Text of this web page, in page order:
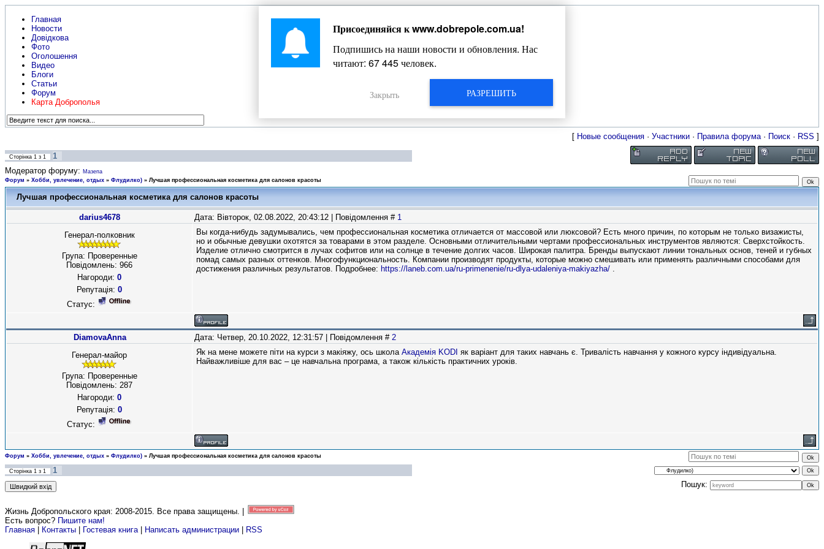
Главная
Новости
Довідкова
Фото
Оголошення
Видео
Блоги
Статьи
Форум
Карта Доброполья
Жизнь Добропольского края
[ Новые сообщения · Участники · Правила форума· Поиск · RSS ]
Сторінка 1 з 1
1
Модератор форуму: Мазепа
Форум » Хобби, увлечение, отдых » Флудилко) » Лучшая профессиональная косметика для салонов красоты
Лучшая профессиональная косметика для салонов красоты
darius4678 Дата: Вівторок, 02.08.2022, 20:43:12 | Повідомлення # 1
Генерал-полковник
Група: Проверенные
Повідомлень: 966
Нагороди: 0
Репутація: 0
Статус:
Вы когда-нибудь задумывались, чем профессиональная косметика отличается от массовой или люксовой? Есть много причин, по которым не только визажисты,
но и обычные девушки охотятся за товарами в этом разделе. Основными отличительными чертами профессиональных инструментов являются: Сверхстойкость.
Изделие отлично смотрится в лучах софитов или на солнце в течение долгих часов. Широкая палитра. Бренды выпускают линии тональных основ, теней и губных
помад самых разных оттенков. Многофункциональность. Компании производят продукты, которые можно смешивать или применять различными способами для
достижения различных результатов. Подробнее: https://laneb.com.ua/ru-primenenie/ru-dlya-udaleniya-makiyazha/ .
DiamovaAnna Дата: Четвер, 20.10.2022, 12:31:57 | Повідомлення # 2
Генерал-майор
Група: Проверенные
Повідомлень: 287
Нагороди: 0
Репутація: 0
Статус:
Як на мене можете піти на курси з макіяжу, ось школа Академія KODI як варіант для таких навчань є. Тривалість навчання у кожного курсу індивідуальна.
Найважливіше для вас – це навчальна програма, а також кількість практичних уроків.
Форум » Хобби, увлечение, отдых » Флудилко) » Лучшая профессиональная косметика для салонов красоты
Сторінка 1 з 1
1
Пошук:
Жизнь Добропольского края: 2008-2015. Все права защищены. |
Есть вопрос? Пишите нам!
Главная
Контакты Гостевая книга| Написать администрации RSS
Присоединяйся кwww.dobrepole.com.ua!
Подпишись на наши новости и обновления. Нас
читают: 67 445человек.
РАЗРЕШИТЬ
Закрыть